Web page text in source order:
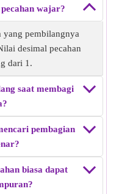
11/13 ÷ 8/9= 99 /104.
yang tepat dari 6/7
yaitu 16/5
yang tepat dari 5/7
yaitu 18/6
yaitu 5/7 ×
wajar?
yang pembilangnya
desimal pecahan
dari 1.
saat membagi
pembagian
biasa dapat